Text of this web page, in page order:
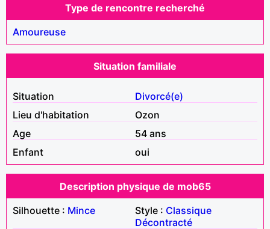
Type de rencontre recherché
Amoureuse
Situation familiale
Situation
Divorcé(e)
Lieu d'habitation
Ozon
Age
54 ans
Enfant
oui
Description physique de mob65
Silhouette : Mince Style : Classique
Décontracté